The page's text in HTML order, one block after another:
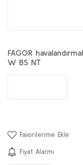
FAGOR
W BS NT
Fiyat Alarmı